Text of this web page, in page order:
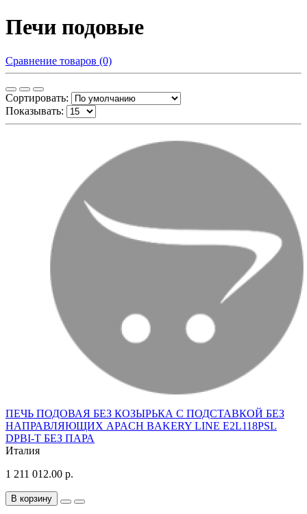
Печи подовые
Сравнение товаров (0)
Сортировать:
Показывать:
ПЕЧЬ ПОДОВАЯ БЕЗ КОЗЫРЬКА С ПОДСТАВКОЙ БЕЗ
НАПРАВЛЯЮЩИХ APACH BAKERY LINE E2L118PSL
DPBI-T БЕЗ ПАРА
Италия
1 211 012.00 р.
В корзину